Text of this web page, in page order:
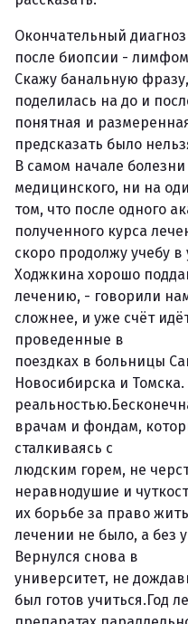
Окончательный диагноз
после биопсии -
Скажу банальную
поделилась на до и
понятная и
предсказать было
В самом начале болезни
медицинского, ни на
том, что после одного
полученного курса
скоро продолжу учебу
Ходжкина хорошо
лечению, - говорили
сложнее, и уже счёт
проведенные в
поездках в больницы
Новосибирска и
врачам и фондам,
сталкиваясь с
людским горем, не
неравнодушие и
их борьбе за право
лечении не было, а без
Вернулся снова в
университет, не
был готов учиться.Год